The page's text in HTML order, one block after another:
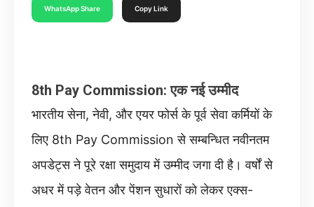
WhatsApp Share Copy Link
8th Pay Commission: एक नई उम्मीद
भारतीय सेना, नेवी, और एयर फोर्स के पूर्व सेवा कर्मियों के
लिए 8th Pay Commission से सम्बन्धित नवीनतम
अपडेट्स ने पूरे रक्षा समुदाय में उम्मीद जगा दी है। वर्षों से
अधर में पड़े वेतन और पेंशन सुधारों को लेकर एक्स-